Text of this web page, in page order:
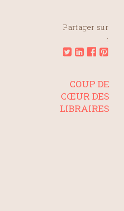
Partager sur
:
COUP DE
CŒUR DES
LIBRAIRES